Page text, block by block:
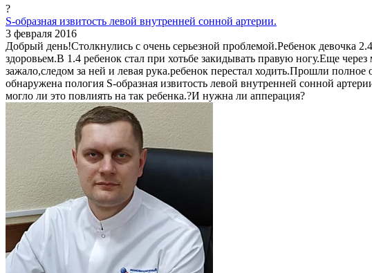
?
S-образная извитость левой внутренней сонной артерии.
3 февраля 2016
Добрый день!Столкнулись с очень серьезной проблемой.Ребенок девочка
здоровьем.В 1.4 ребенок стал при хотьбе закидывать правую ногу.Еще
зажало,следом за ней и левая рука.ребенок перестал ходить.Прошли
обнаружена пология S-образная извитость левой внутренней сонной
могло ли это повлиять на так ребенка.?И нужна ли апперация?